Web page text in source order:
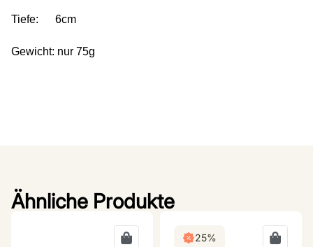
Tiefe: 6cm
Gewicht: nur 75g
Ähnliche Produkte
25%